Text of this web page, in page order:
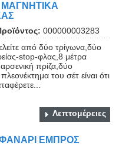
000000003283
από δύο τρίγωνα,δύο
stop-φλας,8 μέτρα
πρίζα,δύο
του σέτ είναι ότι
Λεπτομέρειες
ΕΜΠΡΟΣ